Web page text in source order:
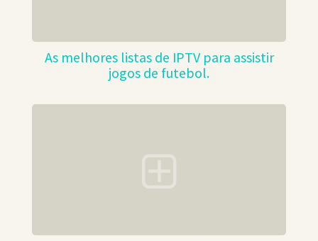
As melhores listas de IPTV para assistir
jogos de futebol.